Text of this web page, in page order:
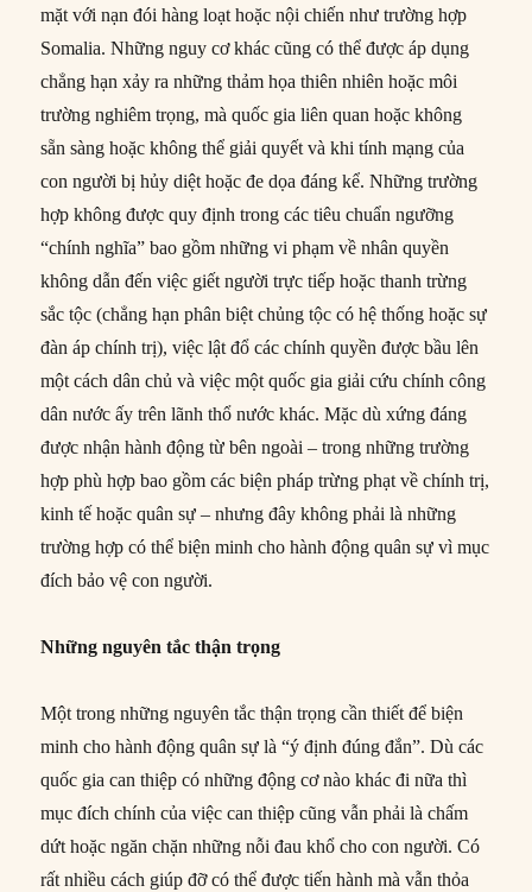
mặt với nạn đói hàng loạt hoặc nội chiến như trường hợp
Somalia. Những nguy cơ khác cũng có thể được áp dụng
chẳng hạn xảy ra những thảm họa thiên nhiên hoặc môi
trường nghiêm trọng, mà quốc gia liên quan hoặc không
sẵn sàng hoặc không thể giải quyết và khi tính mạng của
con người bị hủy diệt hoặc đe dọa đáng kể. Những trường
hợp không được quy định trong các tiêu chuẩn ngưỡng
“chính nghĩa” bao gồm những vi phạm về nhân quyền
không dẫn đến việc giết người trực tiếp hoặc thanh trừng
sắc tộc (chẳng hạn phân biệt chủng tộc có hệ thống hoặc sự
đàn áp chính trị), việc lật đổ các chính quyền được bầu lên
một cách dân chủ và việc một quốc gia giải cứu chính công
dân nước ấy trên lãnh thổ nước khác. Mặc dù xứng đáng
được nhận hành động từ bên ngoài – trong những trường
hợp phù hợp bao gồm các biện pháp trừng phạt về chính trị,
kinh tế hoặc quân sự – nhưng đây không phải là những
trường hợp có thể biện minh cho hành động quân sự vì mục
đích bảo vệ con người.
Những nguyên tắc thận trọng
Một trong những nguyên tắc thận trọng cần thiết để biện
minh cho hành động quân sự là “ý định đúng đắn”. Dù các
quốc gia can thiệp có những động cơ nào khác đi nữa thì
mục đích chính của việc can thiệp cũng vẫn phải là chấm
dứt hoặc ngăn chặn những nỗi đau khổ cho con người. Có
rất nhiều cách giúp đỡ có thể được tiến hành mà vẫn thỏa